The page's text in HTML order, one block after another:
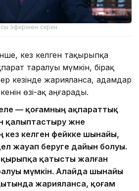
эфирінен скрин
кез келген тақырыпқа
таралуы мүмкін, бірақ
кезінде жарияланса, адамдар
өзі-ақ аңғарады.
— қоғамның ақпараттық
қалыптастыру және
кез келген фейкке шынайы,
жауап беруге дайын болуы.
қатысты жалған
мүмкін. Алайда шынайы
жарияланса, қоғам